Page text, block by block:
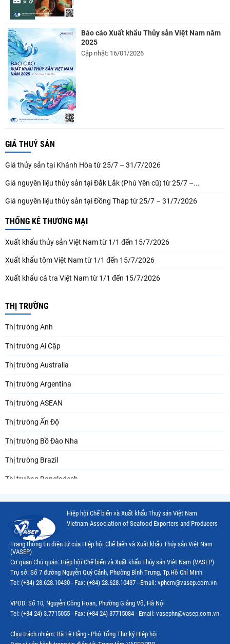
Báo cáo Xuất khẩu Thủy sản Việt Nam năm
2025
Cập nhật: 16/01/2026
GIÁ THUỶ SẢN
Giá thủy sản tại Khánh Hòa từ 25/7 – 31/7/2026
Giá nguyên liệu thủy sản tại Đắk Lắk (Phú Yên cũ) từ 25/7 –...
Giá nguyên liệu thủy sản tại Đồng Tháp từ 25/7 – 31/7/2026
THỐNG KÊ THƯƠNG MẠI
Xuất khẩu thủy sản Việt Nam từ 1/1 đến 15/7/2026
Xuất khẩu tôm Việt Nam từ 1/1 đến 15/7/2026
Xuất khẩu cá tra Việt Nam từ 1/1 đến 15/7/2026
THỊ TRƯỜNG
Thị trường Anh
Thị trường Ai Cập
Thị trường Australia
Thị trường Argentina
Thị trường ASEAN
Thị trường Ấn Độ
Thị trường Bồ Đào Nha
Thị trường Brazil
Thị trường Bangladesh
Thị trường Canada
Thị trường Ecuador
Thị trường EU
Thị trường Indonesia
Thị trường Mỹ
Thị trường Nga
Hiệp hội Chế biến và Xuất khẩu Thuỷ sản Việt Nam
Vietnam Association of Seafood Exporters and Producers
Trang thông tin điện tử của Hiệp hội Chế biến và Xuất khẩu Thủy sản Việt Nam
(VASEP)
Cơ quan Chủ quản: Hiệp hội Chế biến và Xuất khẩu Thủy sản Việt Nam (VASEP)
Trụ sở: Số 7 đường Nguyễn Quý Cảnh, Phường Bình Trưng, Tp.Hồ Chí Minh
Tel: (+84) 28.628.10430 - Fax: (+84) 28.628.10437 - Email: vphcm@vasep.com.vn
VPĐD: Số 10, Nguyễn Công Hoan, Phường Giảng Võ, Hà Nội
Tel: (+84 24) 3.7715055 - Fax: (+84 24) 37715084 - Email: vasephn@vasep.com.vn
Chịu trách nhiệm: Bà Lê Hằng - Phó Tổng Thư ký Hiệp hội